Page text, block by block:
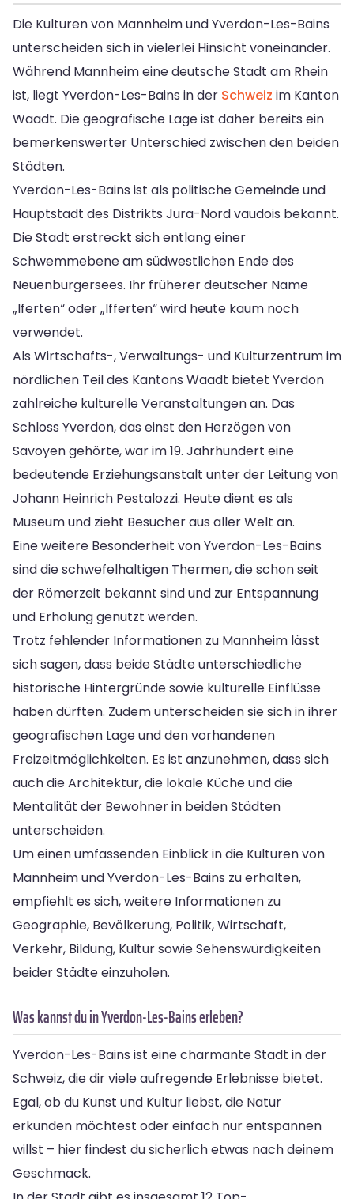
Die Kulturen von Mannheim und Yverdon-Les-Bains
unterscheiden sich in vielerlei Hinsicht voneinander.
Während Mannheim eine deutsche Stadt am Rhein
ist, liegt Yverdon-Les-Bains in der Schweiz im Kanton
Waadt. Die geografische Lage ist daher bereits ein
bemerkenswerter Unterschied zwischen den beiden
Städten.
Yverdon-Les-Bains ist als politische Gemeinde und
Hauptstadt des Distrikts Jura-Nord vaudois bekannt.
Die Stadt erstreckt sich entlang einer
Schwemmebene am südwestlichen Ende des
Neuenburgersees. Ihr früherer deutscher Name
„Iferten“ oder „Ifferten“ wird heute kaum noch
verwendet.
Als Wirtschafts-, Verwaltungs- und Kulturzentrum im
nördlichen Teil des Kantons Waadt bietet Yverdon
zahlreiche kulturelle Veranstaltungen an. Das
Schloss Yverdon, das einst den Herzögen von
Savoyen gehörte, war im 19. Jahrhundert eine
bedeutende Erziehungsanstalt unter der Leitung von
Johann Heinrich Pestalozzi. Heute dient es als
Museum und zieht Besucher aus aller Welt an.
Eine weitere Besonderheit von Yverdon-Les-Bains
sind die schwefelhaltigen Thermen, die schon seit
der Römerzeit bekannt sind und zur Entspannung
und Erholung genutzt werden.
Trotz fehlender Informationen zu Mannheim lässt
sich sagen, dass beide Städte unterschiedliche
historische Hintergründe sowie kulturelle Einflüsse
haben dürften. Zudem unterscheiden sie sich in ihrer
geografischen Lage und den vorhandenen
Freizeitmöglichkeiten. Es ist anzunehmen, dass sich
auch die Architektur, die lokale Küche und die
Mentalität der Bewohner in beiden Städten
unterscheiden.
Um einen umfassenden Einblick in die Kulturen von
Mannheim und Yverdon-Les-Bains zu erhalten,
empfiehlt es sich, weitere Informationen zu
Geographie, Bevölkerung, Politik, Wirtschaft,
Verkehr, Bildung, Kultur sowie Sehenswürdigkeiten
beider Städte einzuholen.
Was kannst du in Yverdon-Les-Bains erleben?
Yverdon-Les-Bains ist eine charmante Stadt in der
Schweiz, die dir viele aufregende Erlebnisse bietet.
Egal, ob du Kunst und Kultur liebst, die Natur
erkunden möchtest oder einfach nur entspannen
willst – hier findest du sicherlich etwas nach deinem
Geschmack.